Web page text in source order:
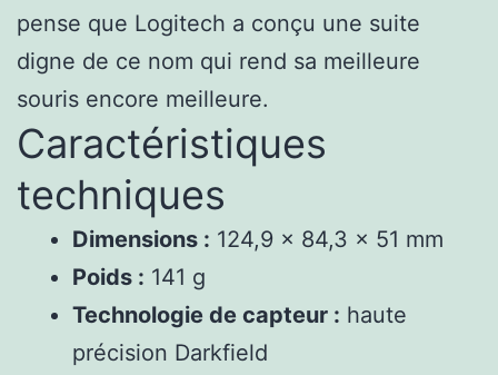
pense que Logitech a conçu une suite
digne de ce nom qui rend sa meilleure
souris encore meilleure.
Caractéristiques
techniques
Dimensions : 124,9 x 84,3 x 51 mm
Poids : 141 g
Technologie de capteur : haute
précision Darkfield